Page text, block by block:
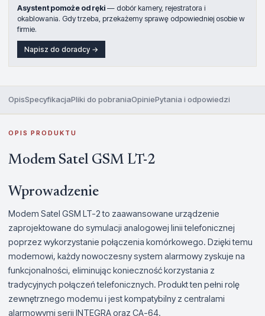
Asystent pomoże od ręki — dobór kamery, rejestratora i
okablowania. Gdy trzeba, przekażemy sprawę odpowiedniej osobie w
firmie.
Napisz do doradcy →
OpisSpecyfikacjaPliki do pobraniaOpiniePytania i odpowiedzi
OPIS PRODUKTU
Modem Satel GSM LT-2
Wprowadzenie
Modem Satel GSM LT-2 to zaawansowane urządzenie
zaprojektowane do symulacji analogowej linii telefonicznej
poprzez wykorzystanie połączenia komórkowego. Dzięki temu
modemowi, każdy nowoczesny system alarmowy zyskuje na
funkcjonalności, eliminując konieczność korzystania z
tradycyjnych połączeń telefonicznych. Produkt ten pełni rolę
zewnętrznego modemu i jest kompatybilny z centralami
alarmowymi serii INTEGRA oraz CA-64.